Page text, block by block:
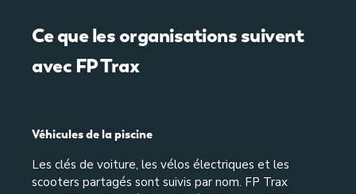
Ce que les organisations suivent
avec FP Trax
Véhicules de la piscine
Les clés de voiture, les vélos électriques et les
scooters partagés sont suivis par nom. FP Trax